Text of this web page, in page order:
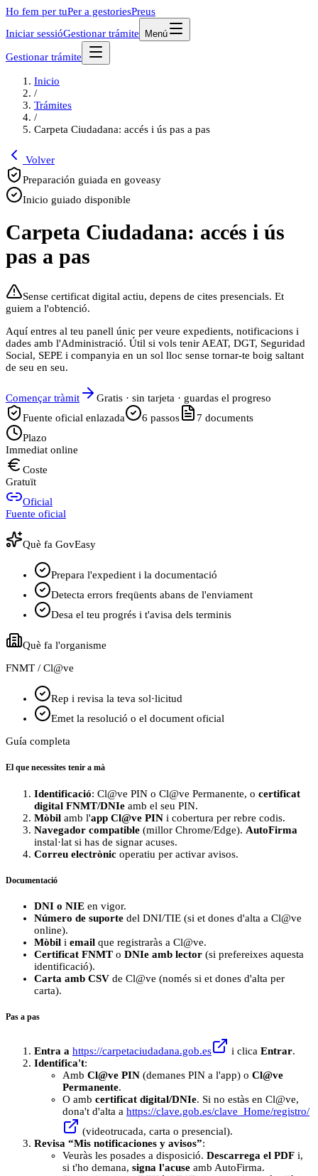
Ho fem per tuPer a gestoriesPreus
Iniciar sessióGestionar trámite Menú
Gestionar trámite
Inicio
/
Trámites
/
Carpeta Ciudadana: accés i ús pas a pas
Volver
Preparación guiada en goveasy
Inicio guiado disponible
Carpeta Ciudadana: accés i ús
pas a pas
Sense certificat digital actiu, depens de cites presencials. Et
guiem a l'obtenció.
Aquí entres al teu panell únic per veure expedients, notificacions i
dades amb l'Administració. Útil si vols tenir AEAT, DGT, Seguridad
Social, SEPE i companyia en un sol lloc sense tornar-te boig saltant
de seu en seu.
Començar tràmit
Gratis · sin tarjeta · guardas el progreso
Fuente oficial enlazada
6 passos 7 documents
Plazo
Immediat online
Coste
Gratuït
Oficial
Fuente oficial
Què fa GovEasy
Prepara l'expedient i la documentació
Detecta errors freqüents abans de l'enviament
Desa el teu progrés i t'avisa dels terminis
Què fa l'organisme
FNMT / Cl@ve
Rep i revisa la teva sol·licitud
Emet la resolució o el document oficial
Guía completa
El que necessites tenir a mà
Identificació: Cl@ve PIN o Cl@ve Permanente, o certificat
digital FNMT/DNIe amb el seu PIN.
Mòbil amb l'app Cl@ve PIN i cobertura per rebre codis.
Navegador compatible (millor Chrome/Edge). AutoFirma
instal·lat si has de signar acuses.
Correu electrònic operatiu per activar avisos.
Documentació
DNI o NIE en vigor.
Número de suporte del DNI/TIE (si et dones d'alta a Cl@ve
online).
Mòbil i email que registraràs a Cl@ve.
Certificat FNMT o DNIe amb lector (si prefereixes aquesta
identificació).
Carta amb CSV de Cl@ve (només si et dones d'alta per
carta).
Pas a pas
Entra a https://carpetaciudadana.gob.es i clica Entrar.
Identifica't:
Amb Cl@ve PIN (demanes PIN a l'app) o Cl@ve
Permanente.
O amb certificat digital/DNIe. Si no estàs en Cl@ve,
dona't d'alta a https://clave.gob.es/clave_Home/registro/
(videotrucada, carta o presencial).
Revisa “Mis notificaciones y avisos”:
Veuràs les posades a disposició. Descarrega el PDF i,
si t'ho demana, signa l'acuse amb AutoFirma.